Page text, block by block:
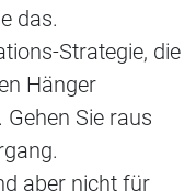
das.
Strategie, die
Hänger
Sie raus
aber nicht für